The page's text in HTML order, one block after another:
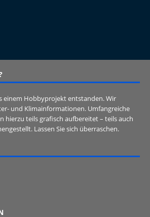
einem Hobbyprojekt entstanden. Wir
und Klimainformationen. Umfangreiche
hierzu teils grafisch aufbereitet – teils auch
Lassen Sie sich überraschen.